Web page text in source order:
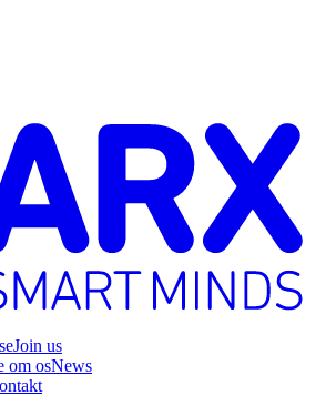
Join us
om osNews